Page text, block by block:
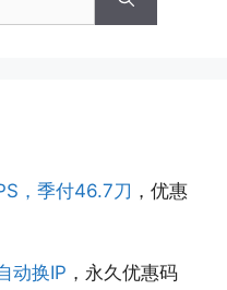
，季付46.7刀 ，优惠
动换IP ，永久优惠码